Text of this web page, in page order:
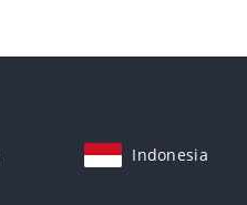
Indonesia